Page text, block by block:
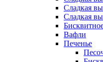
Сладкая
Сладкая
Вафли
Печенье